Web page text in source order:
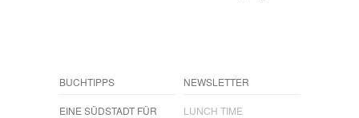
BUCHTIPPS
EINE SÜDSTADT FÜR
NEWSLETTER
LUNCH TIME